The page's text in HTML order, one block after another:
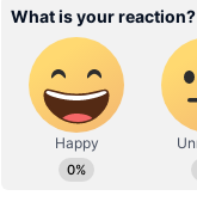
தொடர்ந்து